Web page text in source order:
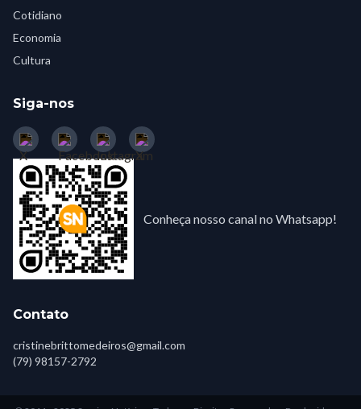
Cotidiano
Economia
Cultura
Siga-nos
Conheça nosso canal no Whatsapp!
Contato
cristinebrittomedeiros@gmail.com
(79) 98157-2792